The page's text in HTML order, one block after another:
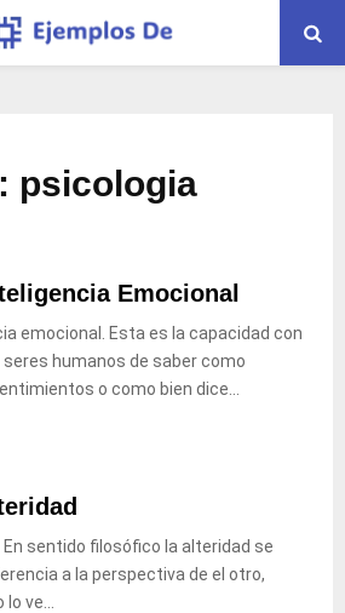
psicologia
Emocional
emocional. Esta es la capacidad con
humanos de saber como
o como bien dice...
En sentido filosófico la alteridad se
a la perspectiva de el otro,
ve...